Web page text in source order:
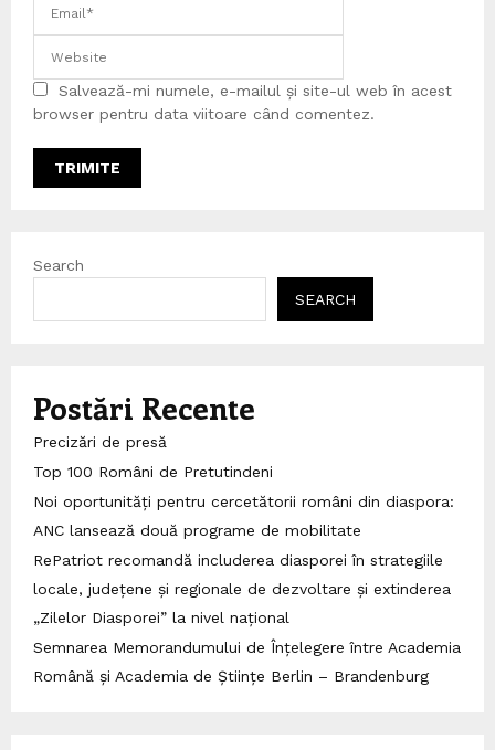
Salvează-mi numele, e-mailul și site-ul web în acest
browser pentru data viitoare când comentez.
Search
SEARCH
Postări Recente
Precizări de presă
Top 100 Români de Pretutindeni
Noi oportunități pentru cercetătorii români din diaspora:
ANC lansează două programe de mobilitate
RePatriot recomandă includerea diasporei în strategiile
locale, județene și regionale de dezvoltare și extinderea
„Zilelor Diasporei” la nivel național
Semnarea Memorandumului de Înțelegere între Academia
Română și Academia de Științe Berlin – Brandenburg